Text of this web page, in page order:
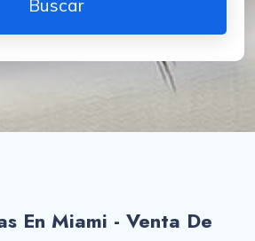
En Miami - Venta De